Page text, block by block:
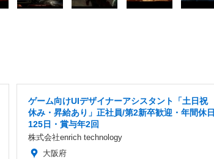
ゲーム向けUIデザイナーアシスタント「土日祝
休み・昇給あり」正社員/第2新卒歓迎・年間休日
125日・賞与年2回
株式会社enrich technology
大阪府